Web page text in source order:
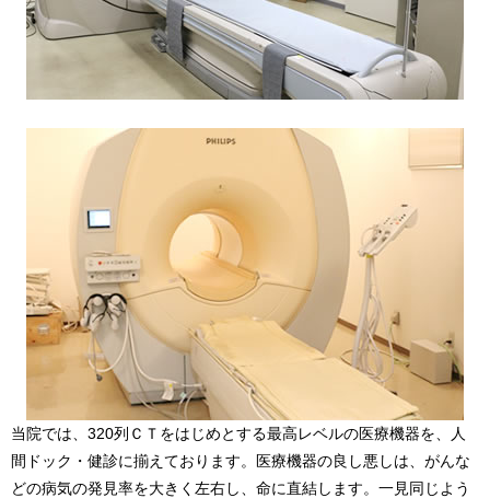
当院では、320列ＣＴをはじめとする最高レベルの医療機器を、人
間ドック・健診に揃えております。医療機器の良し悪しは、がんな
どの病気の発見率を大きく左右し、命に直結します。一見同じよう